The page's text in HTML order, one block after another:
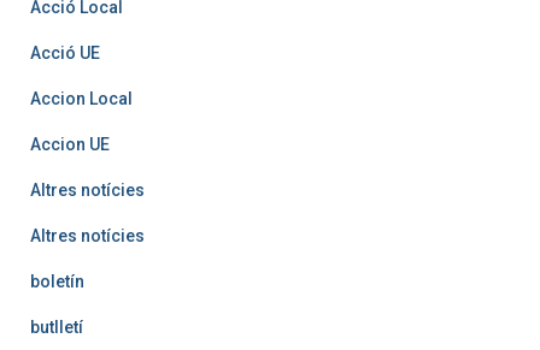
Acció Local
Acció UE
Accion Local
Accion UE
Altres notícies
Altres notícies
boletín
butlletí